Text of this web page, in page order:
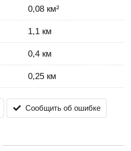
0,08 км²
1,1 км
0,4 км
0,25 км
Сообщить об ошибке